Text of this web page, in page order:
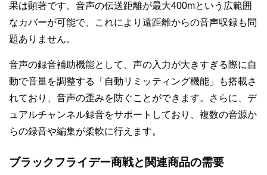
果は顕著です。音声の伝送距離が最大400mという広範囲
なカバーが可能で、これにより遠距離からの音声収録も問
題ありません。
音声の録音補助機能として、声の入力が大きすぎる際に自
動で音量を調整する「自動リミッティング機能」も搭載さ
れており、音声の歪みを防ぐことができます。さらに、デ
ュアルチャンネル録音をサポートしており、複数の音源か
らの録音や編集が柔軟に行えます。
ブラックフライデー商戦と関連商品の需要